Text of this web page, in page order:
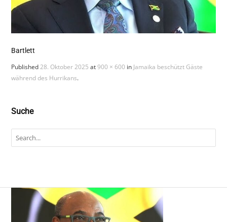
Bartlett
Published28. Oktober 2025 at900 × 600 in Jamaika beschützt Gäste
während des Hurrikans.
Suche